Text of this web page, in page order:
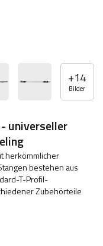
+14
Bilder
universeller
herkömmlicher
bestehen aus
T-Profil-
Zubehörteile